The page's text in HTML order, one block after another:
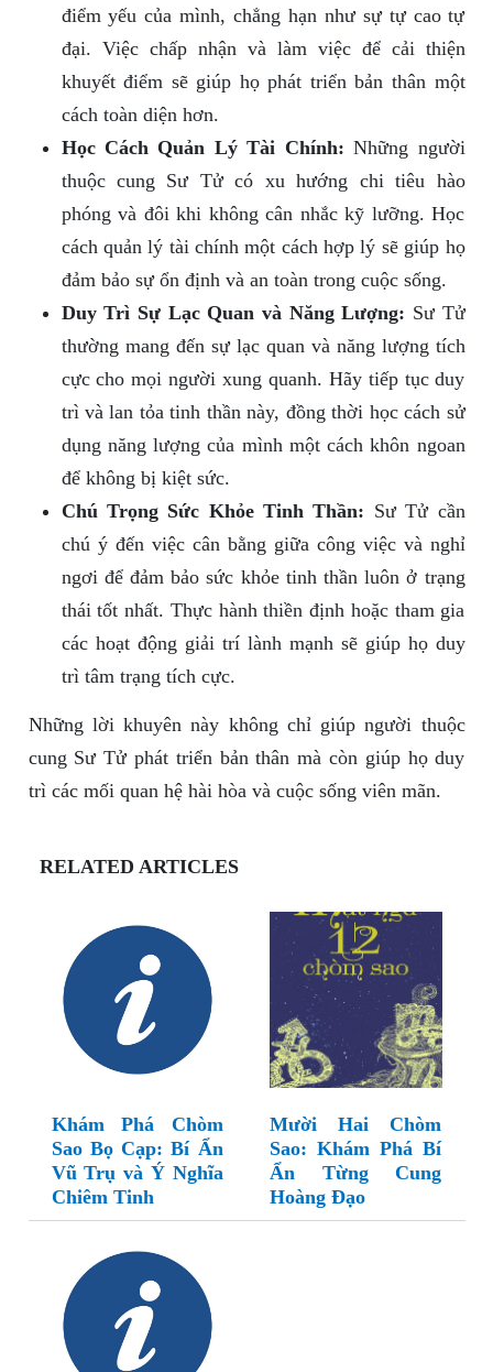
điểm yếu của mình, chẳng hạn như sự tự cao tự
đại. Việc chấp nhận và làm việc để cải thiện
khuyết điểm sẽ giúp họ phát triển bản thân một
cách toàn diện hơn.
Học Cách Quản Lý Tài Chính: Những người
thuộc cung Sư Tử có xu hướng chi tiêu hào
phóng và đôi khi không cân nhắc kỹ lưỡng. Học
cách quản lý tài chính một cách hợp lý sẽ giúp họ
đảm bảo sự ổn định và an toàn trong cuộc sống.
Duy Trì Sự Lạc Quan và Năng Lượng: Sư Tử
thường mang đến sự lạc quan và năng lượng tích
cực cho mọi người xung quanh. Hãy tiếp tục duy
trì và lan tỏa tinh thần này, đồng thời học cách sử
dụng năng lượng của mình một cách khôn ngoan
để không bị kiệt sức.
Chú Trọng Sức Khỏe Tinh Thần: Sư Tử cần
chú ý đến việc cân bằng giữa công việc và nghỉ
ngơi để đảm bảo sức khỏe tinh thần luôn ở trạng
thái tốt nhất. Thực hành thiền định hoặc tham gia
các hoạt động giải trí lành mạnh sẽ giúp họ duy
trì tâm trạng tích cực.
Những lời khuyên này không chỉ giúp người thuộc
cung Sư Tử phát triển bản thân mà còn giúp họ duy
trì các mối quan hệ hài hòa và cuộc sống viên mãn.
RELATED ARTICLES
Khám Phá Chòm
Sao Bọ Cạp: Bí Ẩn
Vũ Trụ và Ý Nghĩa
Chiêm Tinh
Mười Hai Chòm
Sao: Khám Phá Bí
Ẩn Từng Cung
Hoàng Đạo